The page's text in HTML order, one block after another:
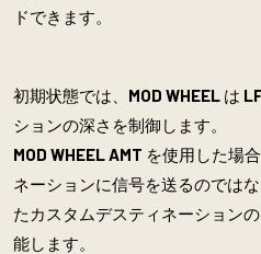
ドできます。
初期状態では、 MOD WHEEL は
ションの深さを制御します。
MOD WHEEL AMT を使用した場合
ネーションに信号を送るのではな
たカスタムデスティネーション
能します。